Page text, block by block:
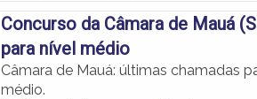
Concurso da Câmara de Mauá
para nível médio
Câmara de Mauá: últimas chamadas
médio.